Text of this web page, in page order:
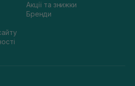
Акції та знижки
Бренди